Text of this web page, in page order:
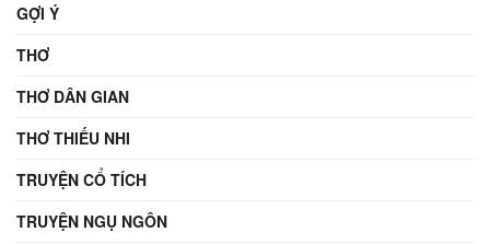
GỢI Ý
THƠ
THƠ DÂN GIAN
THƠ THIẾU NHI
TRUYỆN CỔ TÍCH
TRUYỆN NGỤ NGÔN